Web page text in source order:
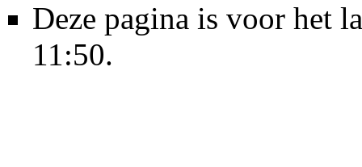
Deze pagina is voor het
11:50.